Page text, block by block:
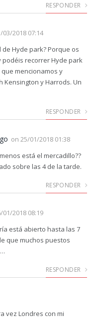
RESPONDER
03/2018 07:14
Hyde park? Porque os
podéis recorrer Hyde park
mencionamos y
Kensington y Harrods. Un
RESPONDER
on 25/01/2018 01:38
está el mercadillo??
sobre las 4 de la tarde.
RESPONDER
01/2018 08:19
está abierto hasta las 7
que muchos puestos
RESPONDER
vez Londres con mi